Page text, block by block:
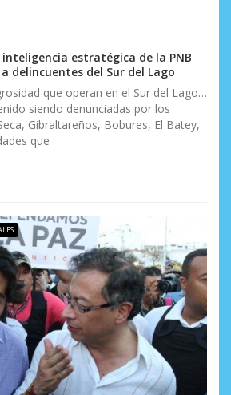
estratégica de la PNB
delincuentes del Sur del Lago
que operan en el Sur del Lago…
siendo denunciadas por los
Gibraltareños, Bobures, El Batey,
que